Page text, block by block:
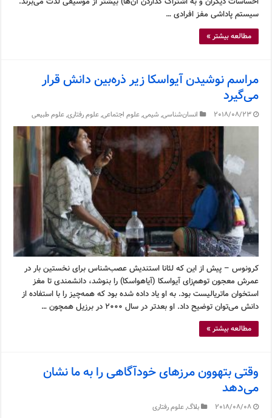
سیستم پاداشی مفز افرادی …
مطالعه بیشتر »
مراسم نوشیدن آیواسکا زیر ذره‌بین دانش قرار
می‌گیرد
2018/08/23 انسان‌شناسی, شیمی,علوم اجتماعی,علوم رفتاری,علوم طبیعی
کرونوس – پیش از این که لئانا استندیش عصب‌شناس برای نخستین بار در
عمرش معجون توهم‌زای آیواسکا (آیاهواسکا) را بنوشد، دانشمندی تا مغز
استخوان ماتریالیست بود. به او یاد داده شده بود که همه‌چیز را با استفاده از
دانش می‌توان توضیح داد. او بعدتر در سال ۲۰۰۰ در برزیل همچون …
مطالعه بیشتر »
وقتی بتهوون مرزهای خودآگاهی را به ما نشان
می‌دهد
2018/08/08 بلاگ,علوم رفتاری